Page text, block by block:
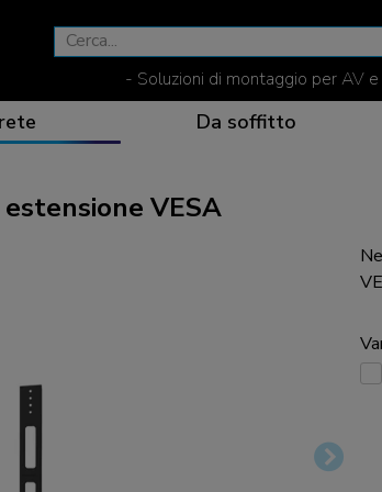
- Soluzioni di montaggio per AV e
La
Una
Da soffitto
Soluzioni
Prodotti
VESA